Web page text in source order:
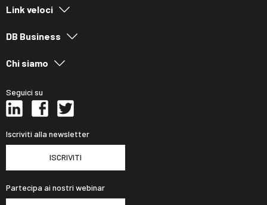
Link veloci
DB Business
Chi siamo
Seguici su
Iscriviti alla newsletter
ISCRIVITI
Partecipa ai nostri webinar